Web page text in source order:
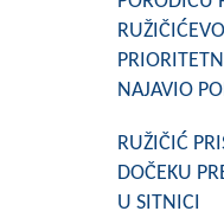
NAJAVIO
RUŽIČIĆ
DOČEKU
U SITNICI